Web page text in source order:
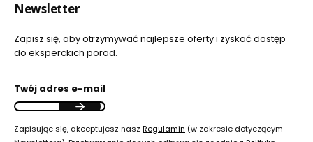
Newsletter
Zapisz się, aby otrzymywać najlepsze oferty i zyskać dostęp
do eksperckich porad.
Twój adres e-mail
Zapisując się, akceptujesz nasz Regulamin (w zakresie dotyczącym